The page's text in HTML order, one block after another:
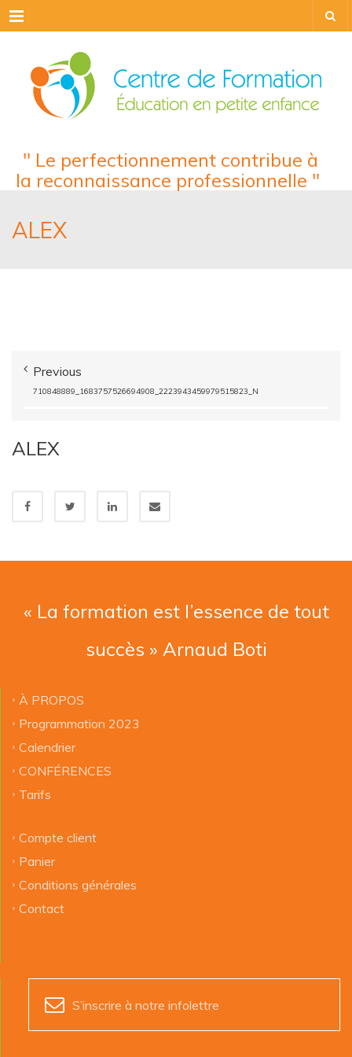
Menu
" Le perfectionnement contribue à
la reconnaissance professionnelle "
ALEX
Previous
710848889_1683757526694908_2223943459979515823_N
ALEX
« La formation est l’essence de tout
succès » Arnaud Boti
À PROPOS
Programmation 2023
Calendrier
CONFÉRENCES
Tarifs
Compte client
Panier
Conditions générales
Contact
S’inscrire à notre infolettre